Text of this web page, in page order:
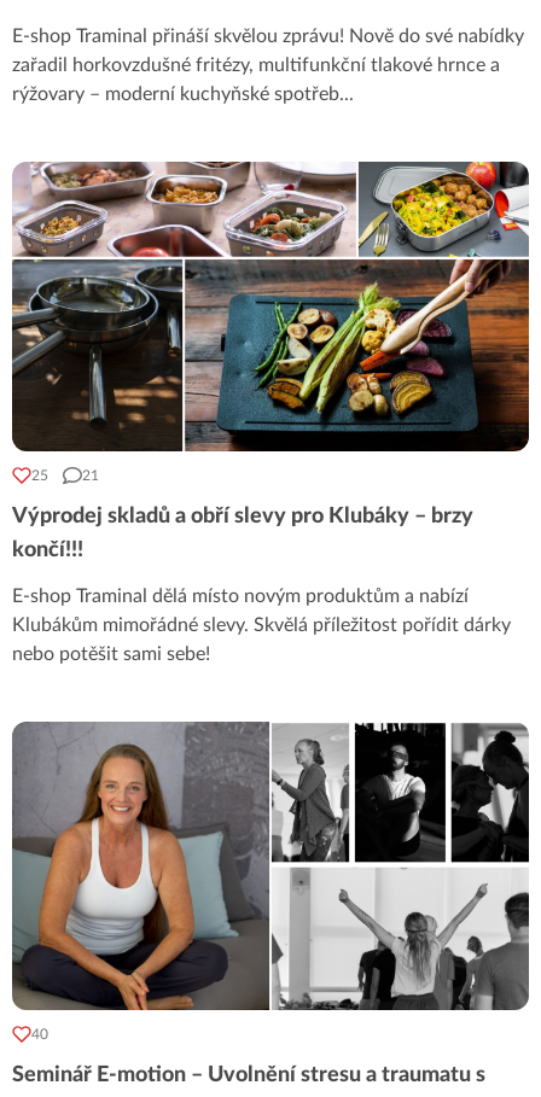
E-shop Traminal přináší skvělou zprávu! Nově do své nabídky
zařadil horkovzdušné fritézy, multifunkční tlakové hrnce a
rýžovary – moderní kuchyňské spotřeb...
25 21
Výprodej skladů a obří slevy pro Klubáky – brzy
končí!!!
E-shop Traminal dělá místo novým produktům a nabízí
Klubákům mimořádné slevy. Skvělá příležitost pořídit dárky
nebo potěšit sami sebe!
40
Seminář E-motion – Uvolnění stresu a traumatu s